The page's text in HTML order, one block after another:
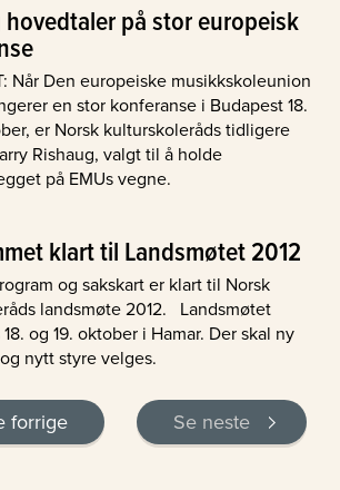
hovedtaler på stor europeisk
Når Den europeiske musikkskoleunion
en stor konferanse i Budapest 18.
er Norsk kulturskoleråds tidligere
Rishaug, valgt til å holde
på EMUs vegne.
klart til Landsmøtet 2012
og sakskart er klart til Norsk
landsmøte 2012. Landsmøtet
og 19. oktober i Hamar. Der skal ny
nytt styre velges.
forrige Se neste